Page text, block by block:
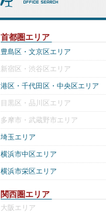
首都圏エリア
豊島区・文京区エリア
新宿区・渋谷区エリア
港区・千代田区・中央区エリア
目黒区・品川区エリア
多摩市・武蔵野市エリア
埼玉エリア
横浜市中区エリア
横浜市栄区エリア
関西圏エリア
大阪エリア